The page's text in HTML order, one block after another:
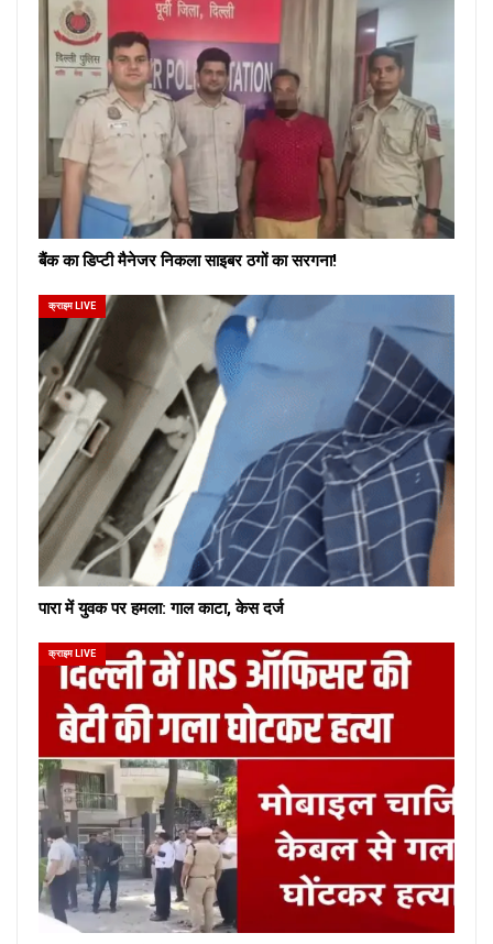
बैंक का डिप्टी मैनेजर निकला साइबर ठगों का सरगना!
क्राइम LIVE
पारा में युवक पर हमला: गाल काटा, केस दर्ज
क्राइम LIVE